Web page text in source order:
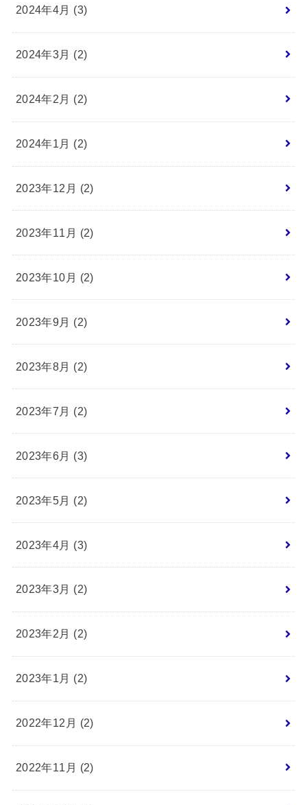
2024年4月 (3)
2024年3月 (2)
2024年2月 (2)
2024年1月 (2)
2023年12月 (2)
2023年11月 (2)
2023年10月 (2)
2023年9月 (2)
2023年8月 (2)
2023年7月 (2)
2023年6月 (3)
2023年5月 (2)
2023年4月 (3)
2023年3月 (2)
2023年2月 (2)
2023年1月 (2)
2022年12月 (2)
2022年11月 (2)